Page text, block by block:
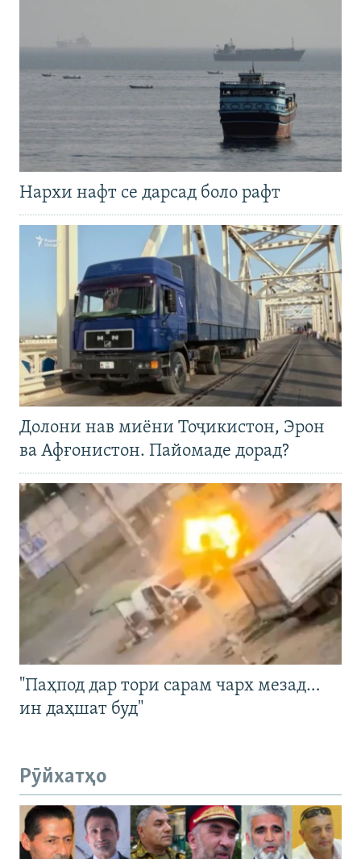
Нархи нафт се дарсад боло рафт
Долони нав миёни Тоҷикистон, Эрон
ва Афғонистон. Пайомаде дорад?
"Паҳпод дар тори сарам чарх мезад…
ин даҳшат буд"
Рӯйхатҳо